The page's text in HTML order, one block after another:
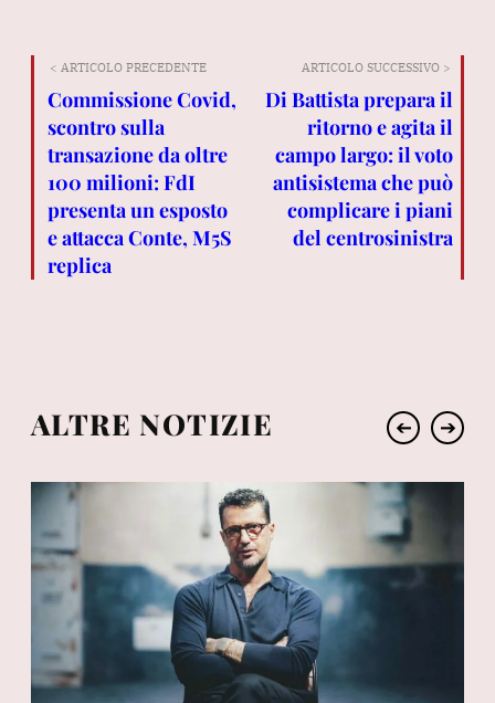
< ARTICOLO PRECEDENTE
Commissione Covid,
scontro sulla
transazione da oltre
100 milioni: FdI
presenta un esposto
e attacca Conte, M5S
replica
ARTICOLO SUCCESSIVO >
Di Battista prepara il
ritorno e agita il
campo largo: il voto
antisistema che può
complicare i piani
del centrosinistra
ALTRE NOTIZIE ➔ ➔